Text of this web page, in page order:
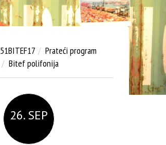
51BITEF17
Prateći program
Bitef polifonija
26. SEP